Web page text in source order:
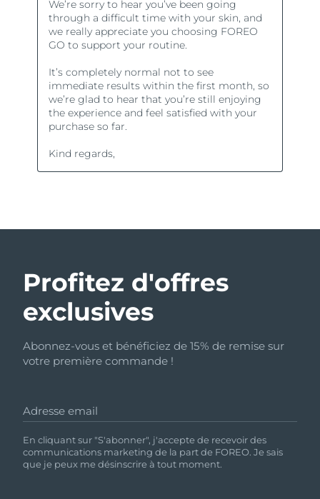
Profitez d'offres
exclusives
Abonnez-vous et bénéficiez de 15% de remise sur
votre première commande !
Adresse email
En cliquant sur "S'abonner", j'accepte de recevoir des
communications marketing de la part de FOREO. Je sais
que je peux me désinscrire à tout moment.